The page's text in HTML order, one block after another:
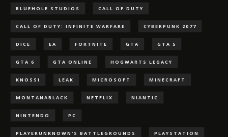
BLUEHOLE STUDIOS CALL OF DUTY
CALL OF DUTY: INFINITE WARFARE CYBERPUNK 2077
DICE EA FORTNITE GTA GTA 5
GTA 6 GTA ONLINE HOGWARTS LEGACY
KNOSSI LEAK MICROSOFT MINECRAFT
MONTANABLACK NETFLIX NIANTIC
NINTENDO PC
PLAYERUNKNOWN'S BATTLEGROUNDS PLAYSTATION